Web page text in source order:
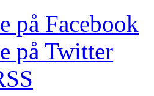
på Facebook
på Twitter